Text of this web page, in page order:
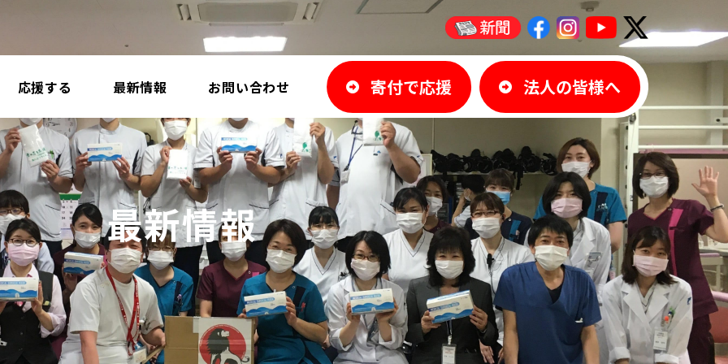
応援する 最新情報 お問い合わせ 寄付で応援 法人の皆様へ
最新情報